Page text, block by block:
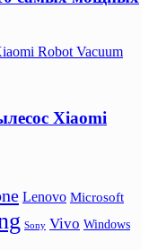
Robot Vacuum
Xiaomi
Lenovo Microsoft
Sony Vivo Windows